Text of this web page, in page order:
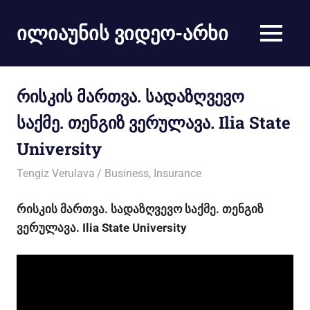
ილიაუნის ვიდეო-არხი
რისკის მართვა. სადაზღვევო
საქმე. თენგიზ ვერულავა. Ilia State
University
11/03/2013
Tengiz Verulava Business, Insurance
რისკის მართვა. სადაზღვევო საქმე. თენგიზ
ვერულავა. Ilia State University